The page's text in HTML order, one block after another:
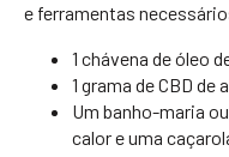
e ferramentas
1 chávena de óleo
1 grama de CBD de
Um banho-maria
calor e uma